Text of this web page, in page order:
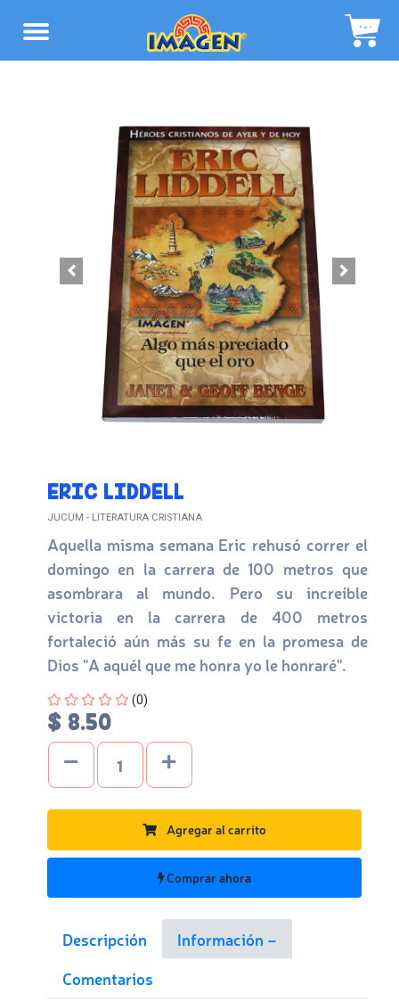
ERIC LIDDELL
JUCUM - LITERATURA CRISTIANA
Aquella misma semana Eric rehusó correr el
domingo en la carrera de 100 metros que
asombrara al mundo. Pero su increíble
victoria en la carrera de 400 metros
fortaleció aún más su fe en la promesa de
Dios "A aquél que me honra yo le honraré".
Four out of Five Stars
(0)
$ 8.50
Agregar al carrito
Comprar ahora
Descripción
Información
Comentarios